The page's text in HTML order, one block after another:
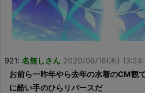
921: 名無しさん 2020/06/18(木)
お前ら一昨年やら去年の水着のCM観
に酷い手のひらリバースだ